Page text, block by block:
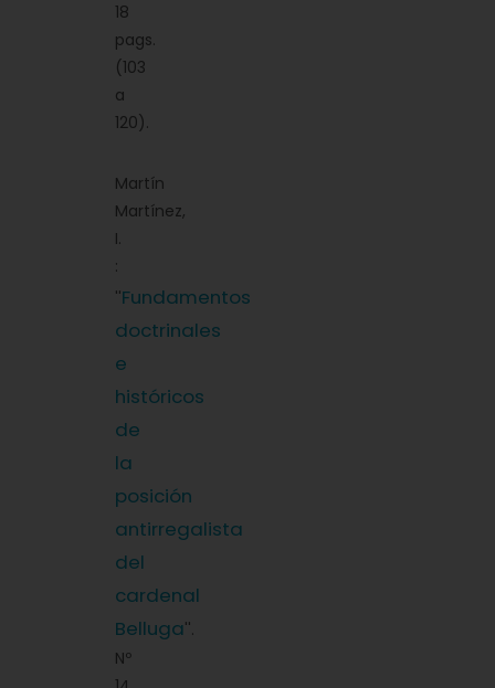
18
pags.
(103
a
120).
Martín
Martínez,
I.
:
''Fundamentos
doctrinales
e
históricos
de
la
posición
antirregalista
del
cardenal
Belluga''.
Nº